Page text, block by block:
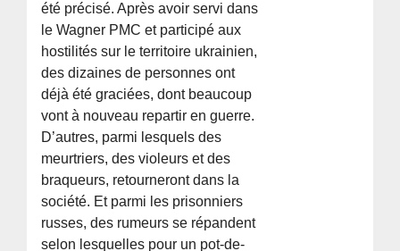
été précisé. Après avoir servi dans
le Wagner PMC et participé aux
hostilités sur le territoire ukrainien,
des dizaines de personnes ont
déjà été graciées, dont beaucoup
vont à nouveau repartir en guerre.
D’autres, parmi lesquels des
meurtriers, des violeurs et des
braqueurs, retourneront dans la
société. Et parmi les prisonniers
russes, des rumeurs se répandent
selon lesquelles pour un pot-de-